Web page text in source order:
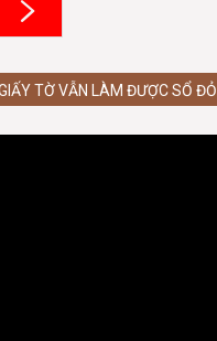
TỜ VẪN LÀM ĐƯỢC SỔ ĐỎ